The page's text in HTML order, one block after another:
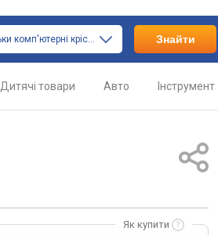
тільки комп'ютерні крісла Знайти
Дитячі товари Авто Інструмент
Як купити